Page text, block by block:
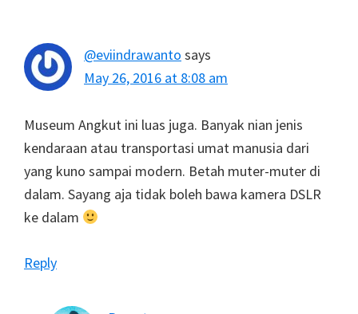
@eviindrawanto says
May 26, 2016 at 8:08 am
Museum Angkut ini luas juga. Banyak nian jenis
kendaraan atau transportasi umat manusia dari
yang kuno sampai modern. Betah muter-muter di
dalam. Sayang aja tidak boleh bawa kamera DSLR
ke dalam
Reply